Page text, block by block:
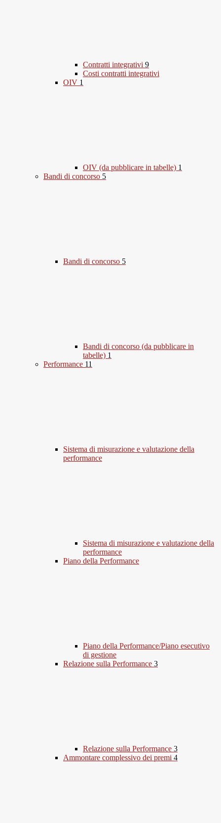
Contratti integrativi 9
Costi contratti integrativi
OIV 1
OIV (da pubblicare in tabelle) 1
Bandi di concorso 5
Bandi di concorso 5
Bandi di concorso (da pubblicare in
tabelle) 1
Performance 11
Sistema di misurazione e valutazione della
performance
Sistema di misurazione e valutazione della
performance
Piano della Performance
Piano della Performance/Piano esecutivo
di gestione
Relazione sulla Performance 3
Relazione sulla Performance 3
Ammontare complessivo dei premi 4